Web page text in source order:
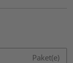
Paket(e)